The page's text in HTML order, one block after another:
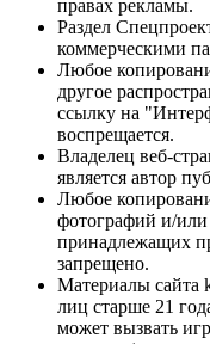
правах рекламы.
Раздел
коммерческими
Любое
другое
ссылку на
воспрещается.
Владелец веб-
является автор
Любое
фотографий и/или
принадлежащих
запрещено.
Материалы сайта
лиц старше 21
может вызвать